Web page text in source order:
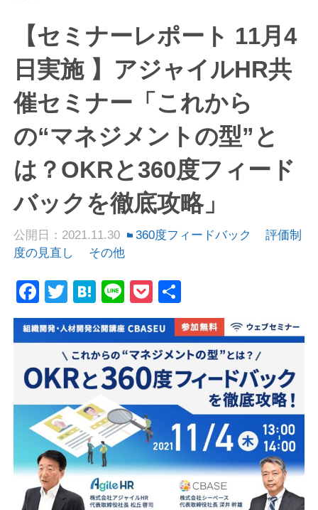
【セミナーレポート 11月4
日実施 】アジャイルHR共
催セミナー「これから
の“マネジメントの型”と
は？OKRと360度フィード
バックを徹底攻略」
公開日：2021.11.30 360度フィードバック
評価制
度の見直し
その他
Facebook
Twitter
Hatena
LinePocket
有